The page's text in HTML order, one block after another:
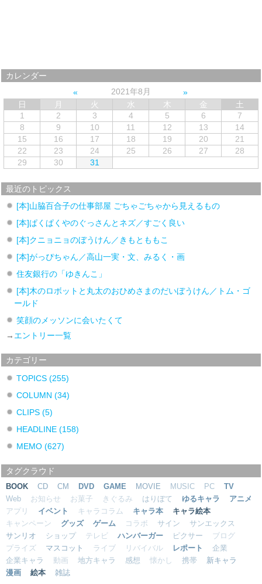
カレンダー
2021年8月
日
月 火 水 木 金
土
1
2 3 4 5 6
7
8
9 10 11 12 13
14
15
16 17 18 19 20
21
22
23 24 25 26 27
28
29
30 31
最近のトピックス
[本]山脇百合子の仕事部屋 ごちゃごちゃから見えるもの
[本]ぱくぱくやのぐっさんとネズ／すごく良い
[本]クニョニョのぼうけん／きもとももこ
[本]がっぴちゃん／高山一実・文、みるく・画
住友銀行の「ゆきんこ」
[本]木のロボットと丸太のおひめさまのだいぼうけん／トム・ゴ
ールド
笑顔のメッソンに会いたくて
→ エントリー一覧
カテゴリー
TOPICS(255)
COLUMN(34)
CLIPS(5)
HEADLINE(158)
MEMO(627)
タグクラウド
BOOK CD CM DVD GAME MOVIE MUSIC PC
TV
Web
お知らせ お菓子 きぐるみ はりぼて ゆるキャラ
アニメ
アプリ
イベント キャラコラム キャラ本
キャラ絵本
キャンペーン
グッズ ゲーム コラボ サイン
サンエックス
サンリオ
ショップ テレビ ハンバーガー ピクサー
ブログ
プライズ
マスコット ライブ リバイバル レポート
企業
企業キャラ
動画 地方キャラ 感想 懐かし 携帯
新キャラ
漫画
絵本 雑誌